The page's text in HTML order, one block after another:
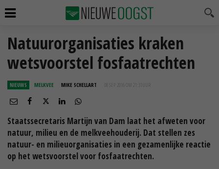
Natuurorganisaties kraken
wetsvoorstel fosfaatrechten
NIEUWS MELKVEE MIKE SCHELLART 08 SEP 2016 OM 21:31
Staatssecretaris Martijn van Dam laat het afweten voor
natuur, milieu en de melkveehouderij. Dat stellen zes
natuur- en milieuorganisaties in een gezamenlijke reactie
op het wetsvoorstel voor fosfaatrechten.